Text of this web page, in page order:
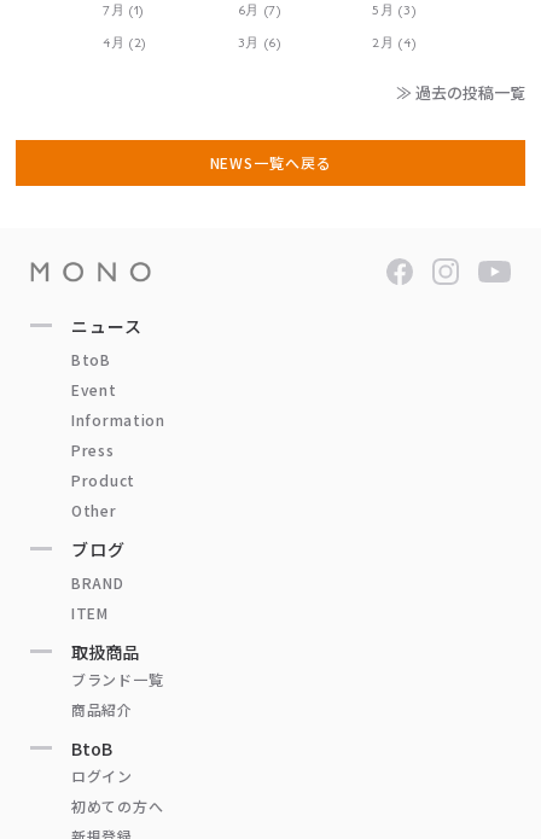
7月 (1)
6月 (7)
5月 (3)
4月 (2)
3月 (6) 2月 (4)
≫ 過去の投稿一覧
NEWS一覧へ戻る
ニュース
BtoB
Event
Information
Press
Product
Other
ブログ
BRAND
ITEM
取扱商品
ブランド一覧
商品紹介
BtoB
ログイン
初めての方へ